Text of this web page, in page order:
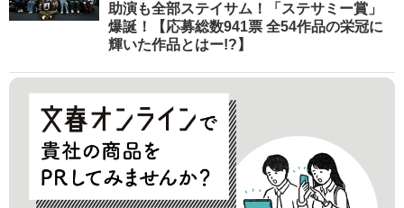
助演も全部ステイサム！「ステサミー賞」
爆誕！【応募総数941票 全54作品の栄冠に
輝いた作品とはー!?】